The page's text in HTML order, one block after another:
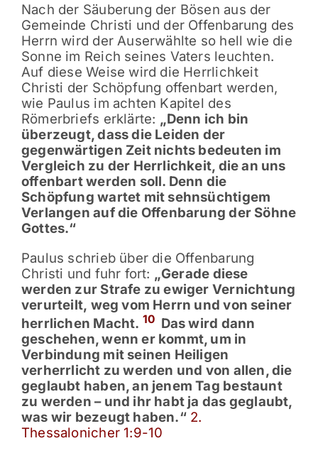
Nach der Säuberung der Bösen aus der
Gemeinde Christi und der Offenbarung des
Herrn wird der Auserwählte so hell wie die
Sonne im Reich seines Vaters leuchten.
Auf diese Weise wird die Herrlichkeit
Christi der Schöpfung offenbart werden,
wie Paulus im achten Kapitel des
Römerbriefs erklärte: „Denn ich bin
überzeugt, dass die Leiden der
gegenwärtigen Zeit nichts bedeuten im
Vergleich zu der Herrlichkeit, die an uns
offenbart werden soll. Denn die
Schöpfung wartet mit sehnsüchtigem
Verlangen auf die Offenbarung der Söhne
Gottes.“
Paulus schrieb über die Offenbarung
Christi und fuhr fort: „Gerade diese
werden zur Strafe zu ewiger Vernichtung
verurteilt, weg vom Herrn und von seiner
herrlichen Macht. 10 Das wird dann
geschehen, wenn er kommt, um in
Verbindung mit seinen Heiligen
verherrlicht zu werden und von allen, die
geglaubt haben, an jenem Tag bestaunt
zu werden – und ihr habt ja das geglaubt,
was wir bezeugt haben.“ 2.
Thessalonicher 1:9-10